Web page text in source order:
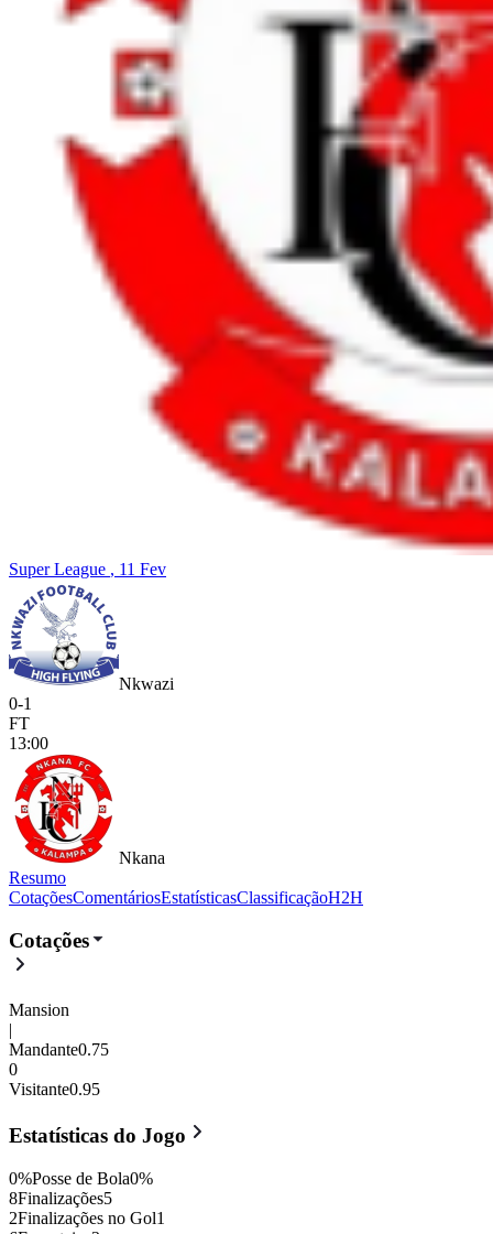
Super League , 11 Fev
Nkwazi
0-1
FT
13:00
Nkana
Resumo
CotaçõesComentáriosEstatísticasClassificaçãoH2H
Nkwazi
Cotações
Mansion
|
Mandante0.75
0
Visitante0.95
Estatísticas do Jogo
0%Posse de Bola0%
8Finalizações5
2Finalizações no Gol1